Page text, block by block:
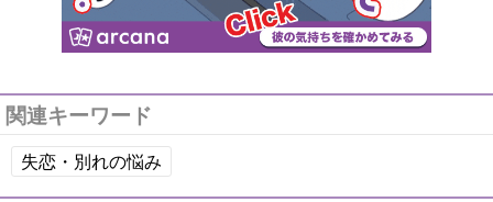
関連キーワード
失恋・別れの悩み